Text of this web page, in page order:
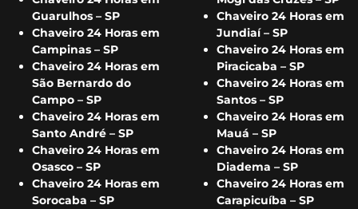
Guarulhos – SP
Chaveiro 24 Horas em
Campinas – SP
Chaveiro 24 Horas em
São Bernardo do
Campo – SP
Chaveiro 24 Horas em
Santo André – SP
Chaveiro 24 Horas em
Osasco – SP
Chaveiro 24 Horas em
Sorocaba – SP
Chaveiro 24 Horas em
Jundiaí – SP
Chaveiro 24 Horas em
Piracicaba – SP
Chaveiro 24 Horas em
Santos – SP
Chaveiro 24 Horas em
Mauá – SP
Chaveiro 24 Horas em
Diadema – SP
Chaveiro 24 Horas em
Carapicuíba – SP